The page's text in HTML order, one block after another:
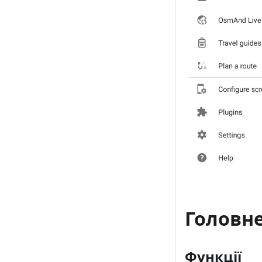
Функції